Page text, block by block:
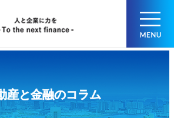
産と金融のコラム